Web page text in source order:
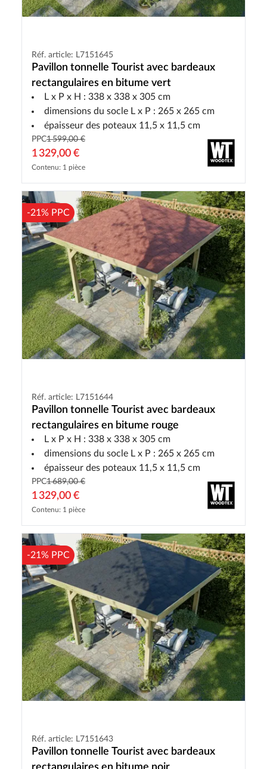
Réf. article: L7151645
Pavillon tonnelle Tourist avec bardeaux
rectangulaires en bitume vert
L x P x H : 338 x 338 x 305 cm
dimensions du socle L x P : 265 x 265 cm
épaisseur des poteaux 11,5 x 11,5 cm
PPC1 599,00 €
1 329,00 €
Contenu: 1 pièce
-21% PPC
Réf. article: L7151644
Pavillon tonnelle Tourist avec bardeaux
rectangulaires en bitume rouge
L x P x H : 338 x 338 x 305 cm
dimensions du socle L x P : 265 x 265 cm
épaisseur des poteaux 11,5 x 11,5 cm
PPC1 689,00 €
1 329,00 €
Contenu: 1 pièce
-21% PPC
Réf. article: L7151643
Pavillon tonnelle Tourist avec bardeaux